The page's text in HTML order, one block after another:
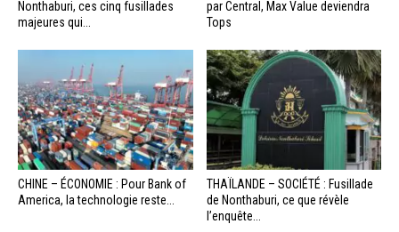
Nonthaburi, ces cinq fusillades
majeures qui...
par Central, Max Value deviendra
Tops
CHINE – ÉCONOMIE : Pour Bank of
America, la technologie reste...
THAÏLANDE – SOCIÉTÉ : Fusillade
de Nonthaburi, ce que révèle
l’enquête...